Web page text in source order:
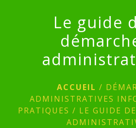
Le guide
ACCUEIL /
ADMINISTRATIVES
PRATIQUES / LE GUIDE